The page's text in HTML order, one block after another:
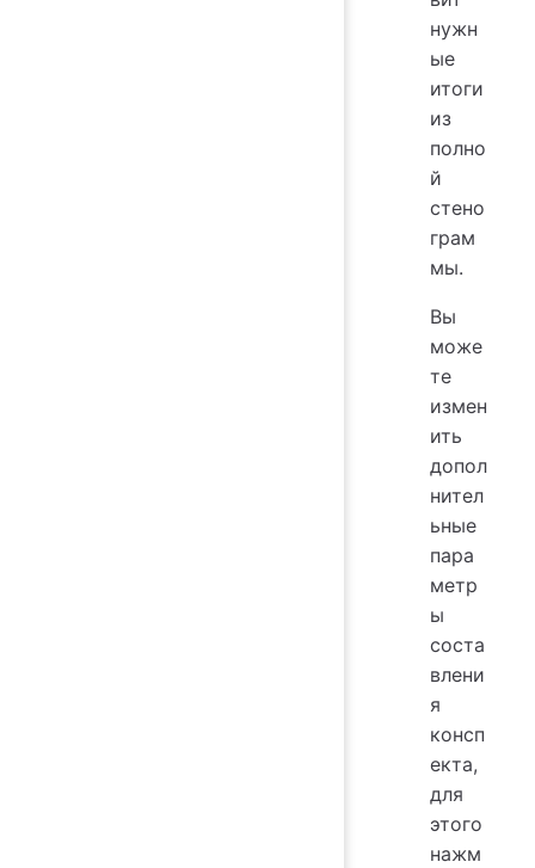
нужн
ые
итоги
из
полно
й
стено
грам
мы.
Вы
може
те
измен
ить
допол
нител
ьные
пара
метр
ы
соста
влени
я
консп
екта,
для
этого
нажм